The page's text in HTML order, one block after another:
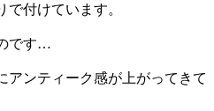
付けています。
です…
アンティーク感が上がってきて